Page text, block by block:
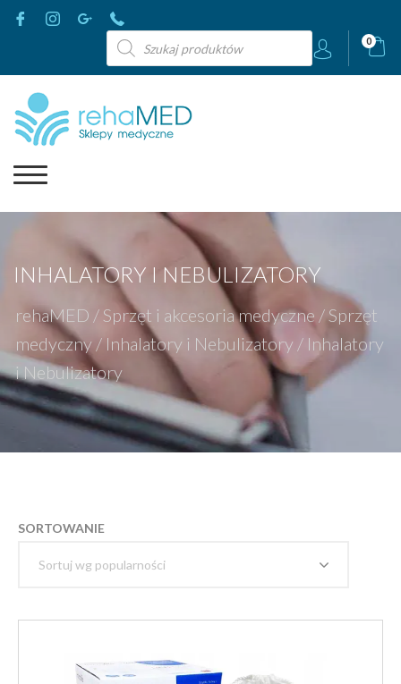
Wyszukiwarka
produktów
0
INHALATORY I NEBULIZATORY
rehaMED / Sprzęt i akcesoria medyczne / Sprzęt
medyczny / Inhalatory i Nebulizatory / Inhalatory
i Nebulizatory
SORTOWANIE